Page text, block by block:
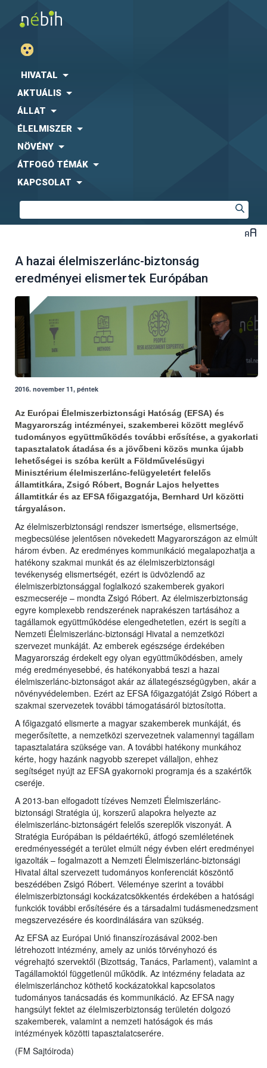
HIVATAL
AKTUÁLIS
ÁLLAT
ÉLELMISZER
NÖVÉNY
ÁTFOGÓ TÉMÁK
KAPCSOLAT
A hazai élelmiszerlánc-biztonság
eredményei elismertek Európában
2016. november 11, péntek
Az Európai Élelmiszerbiztonsági Hatóság (EFSA) és
Magyarország intézményei, szakemberei között meglévő
tudományos együttműködés további erősítése, a gyakorlati
tapasztalatok átadása és a jövőbeni közös munka újabb
lehetőségei is szóba került a Földművelésügyi
Minisztérium élelmiszerlánc-felügyeletért felelős
államtitkára, Zsigó Róbert, Bognár Lajos helyettes
államtitkár és az EFSA főigazgatója, Bernhard Url közötti
tárgyaláson.
Az élelmiszerbiztonsági rendszer ismertsége, elismertsége,
megbecsülése jelentősen növekedett Magyarországon az elmúlt
három évben. Az eredményes kommunikáció megalapozhatja a
hatékony szakmai munkát és az élelmiszerbiztonsági
tevékenység elismertségét, ezért is üdvözlendő az
élelmiszerbiztonsággal foglalkozó szakemberek gyakori
eszmecseréje – mondta Zsigó Róbert. Az élelmiszerbiztonság
egyre komplexebb rendszerének naprakészen tartásához a
tagállamok együttműködése elengedhetetlen, ezért is segíti a
Nemzeti Élelmiszerlánc-biztonsági Hivatal a nemzetközi
szervezet munkáját. Az emberek egészsége érdekében
Magyarország érdekelt egy olyan együttműködésben, amely
még eredményesebbé, és hatékonyabbá teszi a hazai
élelmiszerlánc-biztonságot akár az állategészségügyben, akár a
növényvédelemben. Ezért az EFSA főigazgatóját Zsigó Róbert a
szakmai szervezetek további támogatásáról biztosította.
A főigazgató elismerte a magyar szakemberek munkáját, és
megerősítette, a nemzetközi szervezetnek valamennyi tagállam
tapasztalatára szüksége van. A további hatékony munkához
kérte, hogy hazánk nagyobb szerepet vállaljon, ehhez
segítséget nyújt az EFSA gyakornoki programja és a szakértők
cseréje.
A 2013-ban elfogadott tízéves Nemzeti Élelmiszerlánc-
biztonsági Stratégia új, korszerű alapokra helyezte az
élelmiszerlánc-biztonságért felelős szereplők viszonyát. A
Stratégia Európában is példaértékű, átfogó szemléletének
eredményességét a terület elmúlt négy évben elért eredményei
igazolták – fogalmazott a Nemzeti Élelmiszerlánc-biztonsági
Hivatal által szervezett tudományos konferenciát köszöntő
beszédében Zsigó Róbert. Véleménye szerint a további
élelmiszerbiztonsági kockázatcsökkentés érdekében a hatósági
funkciók további erősítésére és a társadalmi tudásmenedzsment
megszervezésére és koordinálására van szükség.
Az EFSA az Európai Unió finanszírozásával 2002-ben
létrehozott intézmény, amely az uniós törvényhozó és
végrehajtó szervektől (Bizottság, Tanács, Parlament), valamint a
Tagállamoktól függetlenül működik. Az intézmény feladata az
élelmiszerlánchoz köthető kockázatokkal kapcsolatos
tudományos tanácsadás és kommunikáció. Az EFSA nagy
hangsúlyt fektet az élelmiszerbiztonság területén dolgozó
szakemberek, valamint a nemzeti hatóságok és más
intézmények közötti tapasztalatcserére.
(FM Sajtóiroda)